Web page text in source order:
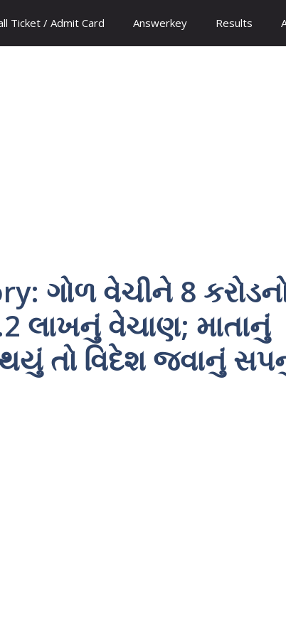
Ticket / Admit Card Answerkey Results
ગોળ વેચીને 8
લાખનું વેચાણ; માતાનું
થયું તો વિદેશ જવાનું